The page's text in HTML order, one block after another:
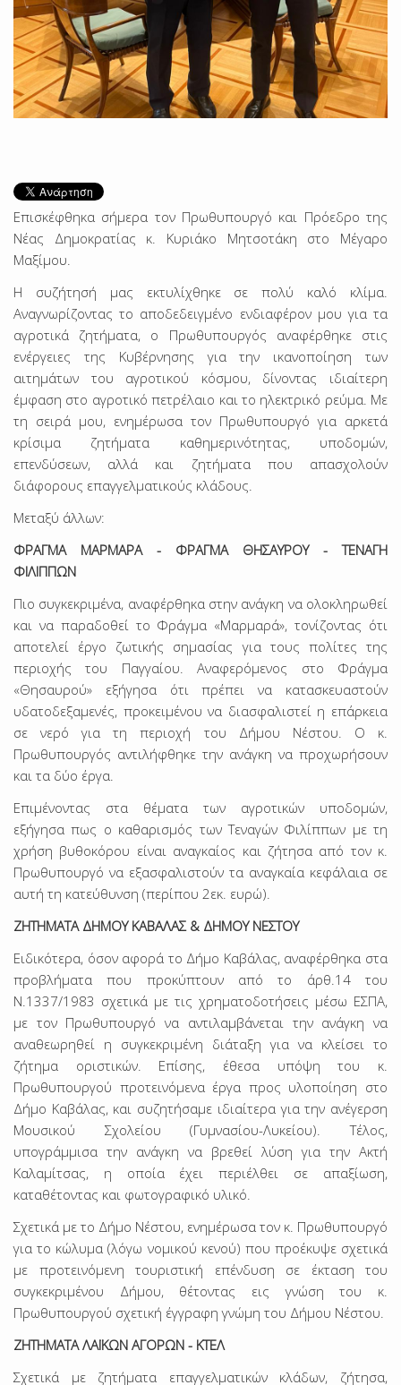
Επισκέφθηκα σήμερα τον Πρωθυπουργό και Πρόεδρο της
Νέας Δημοκρατίας κ. Κυριάκο Μητσοτάκη στο Μέγαρο
Μαξίμου.
Η συζήτησή μας εκτυλίχθηκε σε πολύ καλό κλίμα.
Αναγνωρίζοντας το αποδεδειγμένο ενδιαφέρον μου για τα
αγροτικά ζητήματα, ο Πρωθυπουργός αναφέρθηκε στις
ενέργειες της Κυβέρνησης για την ικανοποίηση των
αιτημάτων του αγροτικού κόσμου, δίνοντας ιδιαίτερη
έμφαση στο αγροτικό πετρέλαιο και το ηλεκτρικό ρεύμα. Με
τη σειρά μου, ενημέρωσα τον Πρωθυπουργό για αρκετά
κρίσιμα ζητήματα καθημερινότητας, υποδομών,
επενδύσεων, αλλά και ζητήματα που απασχολούν
διάφορους επαγγελματικούς κλάδους.
Μεταξύ άλλων:
ΦΡΑΓΜΑ ΜΑΡΜΑΡΑ - ΦΡΑΓΜΑ ΘΗΣΑΥΡΟΥ - ΤΕΝΑΓΗ
ΦΙΛΙΠΠΩΝ
Πιο συγκεκριμένα, αναφέρθηκα στην ανάγκη να ολοκληρωθεί
και να παραδοθεί το Φράγμα «Μαρμαρά», τονίζοντας ότι
αποτελεί έργο ζωτικής σημασίας για τους πολίτες της
περιοχής του Παγγαίου. Αναφερόμενος στο Φράγμα
«Θησαυρού» εξήγησα ότι πρέπει να κατασκευαστούν
υδατοδεξαμενές, προκειμένου να διασφαλιστεί η επάρκεια
σε νερό για τη περιοχή του Δήμου Νέστου. Ο κ.
Πρωθυπουργός αντιλήφθηκε την ανάγκη να προχωρήσουν
και τα δύο έργα.
Επιμένοντας στα θέματα των αγροτικών υποδομών,
εξήγησα πως ο καθαρισμός των Τεναγών Φιλίππων με τη
χρήση βυθοκόρου είναι αναγκαίος και ζήτησα από τον κ.
Πρωθυπουργό να εξασφαλιστούν τα αναγκαία κεφάλαια σε
αυτή τη κατεύθυνση (περίπου 2εκ. ευρώ).
ΖΗΤΗΜΑΤΑ ΔΗΜΟΥ ΚΑΒΑΛΑΣ & ΔΗΜΟΥ ΝΕΣΤΟΥ
Ειδικότερα, όσον αφορά το Δήμο Καβάλας, αναφέρθηκα στα
προβλήματα που προκύπτουν από το άρθ.14 του
Ν.1337/1983 σχετικά με τις χρηματοδοτήσεις μέσω ΕΣΠΑ,
με τον Πρωθυπουργό να αντιλαμβάνεται την ανάγκη να
αναθεωρηθεί η συγκεκριμένη διάταξη για να κλείσει το
ζήτημα οριστικών. Επίσης, έθεσα υπόψη του κ.
Πρωθυπουργού προτεινόμενα έργα προς υλοποίηση στο
Δήμο Καβάλας, και συζητήσαμε ιδιαίτερα για την ανέγερση
Μουσικού Σχολείου (Γυμνασίου-Λυκείου). Τέλος,
υπογράμμισα την ανάγκη να βρεθεί λύση για την Ακτή
Καλαμίτσας, η οποία έχει περιέλθει σε απαξίωση,
καταθέτοντας και φωτογραφικό υλικό.
Σχετικά με το Δήμο Νέστου, ενημέρωσα τον κ. Πρωθυπουργό
για το κώλυμα (λόγω νομικού κενού) που προέκυψε σχετικά
με προτεινόμενη τουριστική επένδυση σε έκταση του
συγκεκριμένου Δήμου, θέτοντας εις γνώση του κ.
Πρωθυπουργού σχετική έγγραφη γνώμη του Δήμου Νέστου.
ΖΗΤΗΜΑΤΑ ΛΑΪΚΩΝ ΑΓΟΡΩΝ - ΚΤΕΛ
Σχετικά με ζητήματα επαγγελματικών κλάδων, ζήτησα,